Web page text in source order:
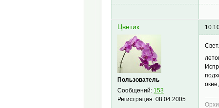
Цветик
Пользователь
Сообщений: 153
Регистрация:08.04.2005